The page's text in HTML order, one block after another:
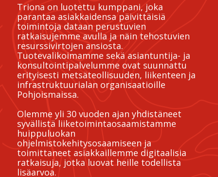
Triona on luotettu kumppani, joka
parantaa asiakkaidensa päivittäisiä
toimintoja dataan perustuvien
ratkaisujemme avulla ja näin tehostuvien
resurssivirtojen ansiosta.
Tuotevalikoimamme sekä asiantuntija- ja
konsultointipalvelumme ovat suunnattu
erityisesti metsäteollisuuden, liikenteen ja
infrastruktuurialan organisaatioille
Pohjoismaissa.
Olemme yli 30 vuoden ajan yhdistäneet
syvällistä liiketoimintaosaamistamme
huippuluokan
ohjelmistokehitysosaamiseen ja
toimittaneet asiakkaillemme digitaalisia
ratkaisuja, jotka luovat heille todellista
lisäarvoa.